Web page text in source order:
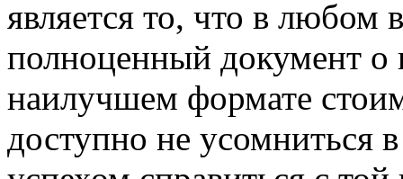
является то, что в любом
полноценный документ о
наилучшем формате
доступно не усомниться